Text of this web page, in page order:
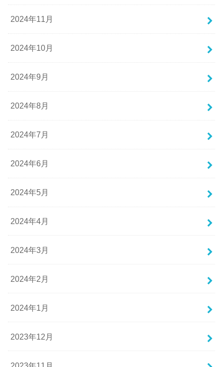
2024年11月
2024年10月
2024年9月
2024年8月
2024年7月
2024年6月
2024年5月
2024年4月
2024年3月
2024年2月
2024年1月
2023年12月